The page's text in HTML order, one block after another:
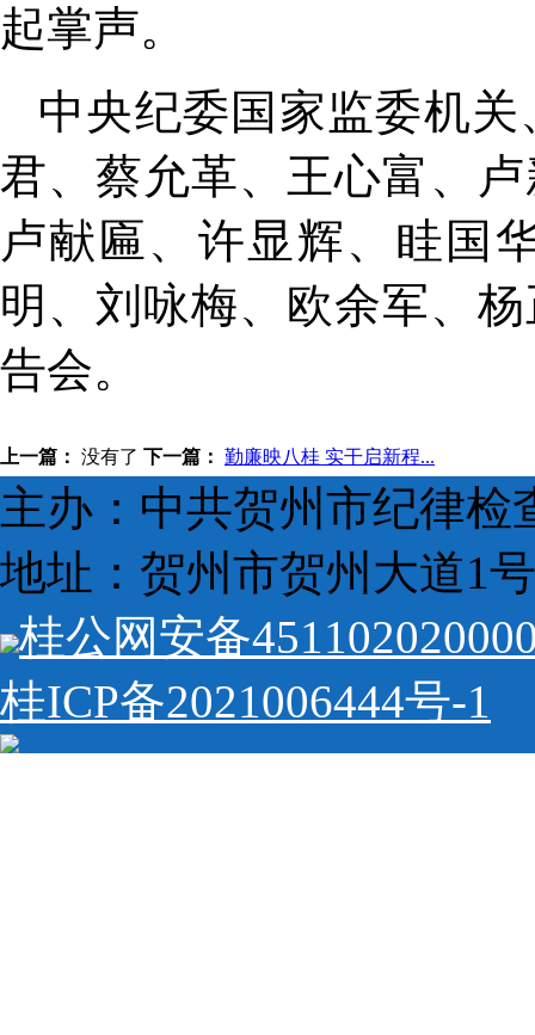
起掌声。
中央纪委国家监委机
君、蔡允革、王心富、
卢献匾、许显辉、眭国
明、刘咏梅、欧余军、
告会。
上一篇： 没有了 下一篇： 勤廉映八桂 实干启新程...
主办：中共贺州市纪律
地址：贺州市贺州大道1
桂公网安备
桂ICP备2021006444号-1